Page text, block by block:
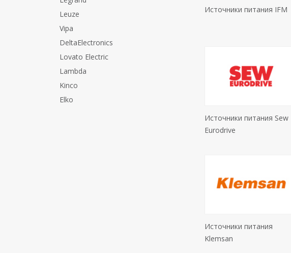
Leuze
Vipa
DeltaElectronics
Lovato Electric
Lambda
Kinco
Elko
Источники питания IFM
Источники питания Sew
Eurodrive
Источники питания
Klemsan